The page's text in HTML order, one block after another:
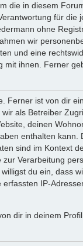
die in diesem
für
ohne
wir
und eine
ihnen. Ferner
ist von dir
als Betreiber
deinen
enthalten
sind im Kontext
Verarbeitung
du ein, dass
IP-
dir in deinem